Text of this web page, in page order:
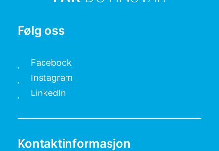
Følg oss
Facebook
Instagram
LinkedIn
Kontaktinformasjon